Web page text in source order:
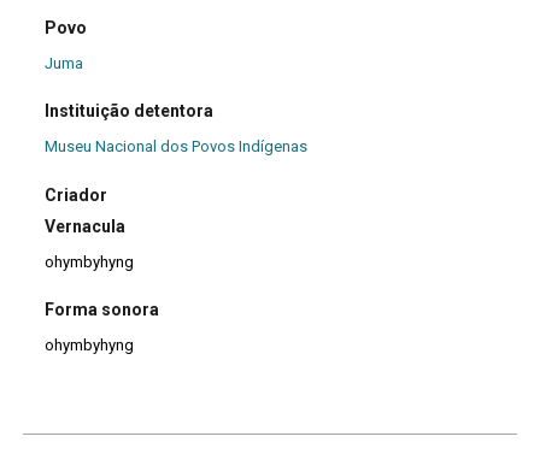
Povo
Juma
Instituição detentora
Museu Nacional dos Povos Indígenas
Criador
Vernacula
ohymbyhyng
Forma sonora
ohymbyhyng